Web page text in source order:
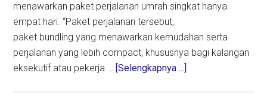
menawarkan paket perjalanan umrah singkat hanya
empat hari. “Paket perjalanan tersebut,
paket bundling yang menawarkan kemudahan serta
perjalanan yang lebih compact, khususnya bagi kalangan
eksekutif atau pekerja … [Selengkapnya ...]